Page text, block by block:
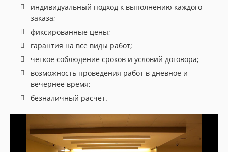
индивидуальный подход к выполнению каждого
заказа;
фиксированные цены;
гарантия на все виды работ;
четкое соблюдение сроков и условий договора;
возможность проведения работ в дневное и
вечернее время;
безналичный расчет.